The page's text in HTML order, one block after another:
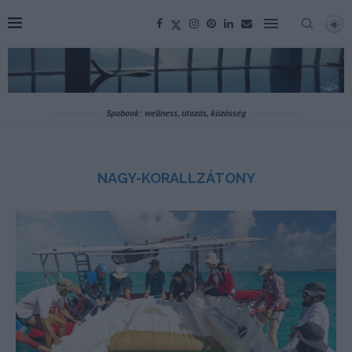
Spabook: wellness, utazás, közösség
NAGY-KORALLZÁTONY